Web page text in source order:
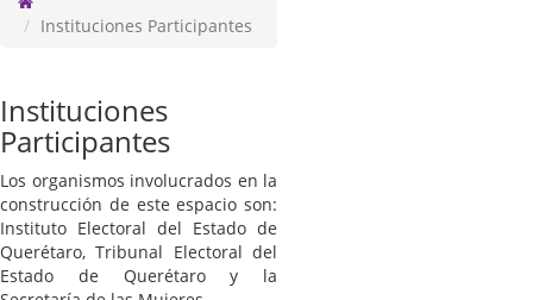
Instituciones Participantes
Instituciones
Participantes
Los organismos involucrados en la
construcción de este espacio son:
Instituto Electoral del Estado de
Querétaro, Tribunal Electoral del
Estado de Querétaro y la